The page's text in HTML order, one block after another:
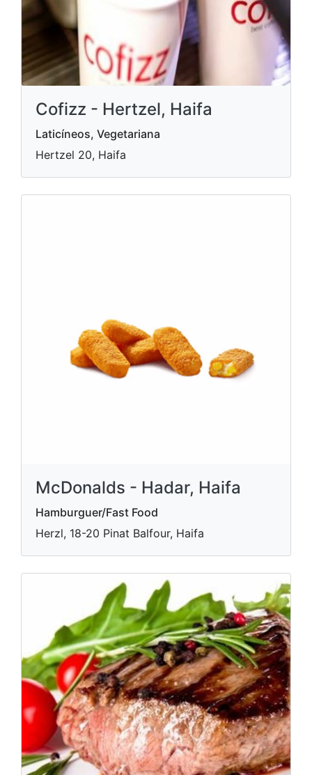
Cofizz - Hertzel, Haifa
Laticíneos, Vegetariana
Hertzel 20, Haifa
McDonalds - Hadar, Haifa
Hamburguer/Fast Food
Herzl, 18-20 Pinat Balfour, Haifa